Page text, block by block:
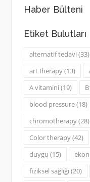
Haber Bülteni
Etiket Bulutları
alternatif tedavi (33)
art Iherapy(13)
A vitamini (19)
blood pressure(18)
chromotherapy(28)
Color therapy(42)
duygu (15)
fiziksel sağlığı (20)